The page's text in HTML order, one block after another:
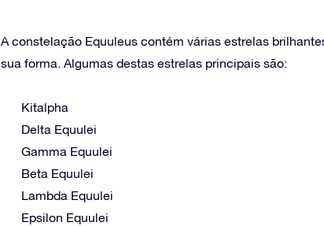
A constelação Equuleus contém várias estrelas
sua forma. Algumas destas estrelas principais são:
Kitalpha
Delta Equulei
Gamma Equulei
Beta Equulei
Lambda Equulei
Epsilon Equulei